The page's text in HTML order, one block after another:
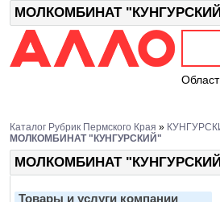
МОЛКОМБИНАТ
Каталог Рубрик Пермского Края »
МОЛКОМБИНАТ "КУНГУРСКИЙ"
МОЛКОМБИНАТ
Товары и услуги компании